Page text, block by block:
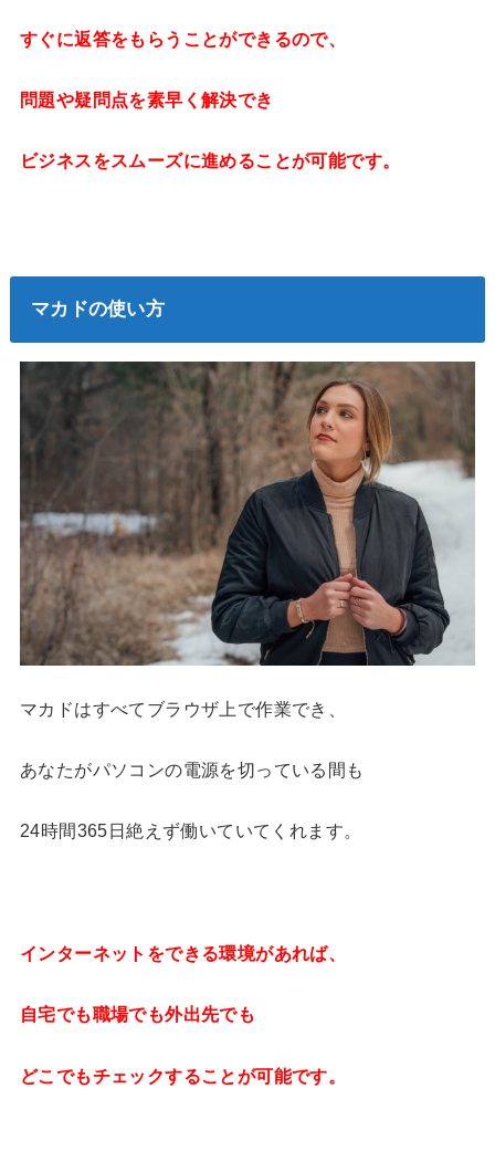
すぐに返答をもらうことができるので、
問題や疑問点を素早く解決でき
ビジネスをスムーズに進めることが可能です。
マカドの使い方
マカドはすべてブラウザ上で作業でき、
あなたがパソコンの電源を切っている間も
24時間365日絶えず働いていてくれます。
インターネットをできる環境があれば、
自宅でも職場でも外出先でも
どこでもチェックすることが可能です。